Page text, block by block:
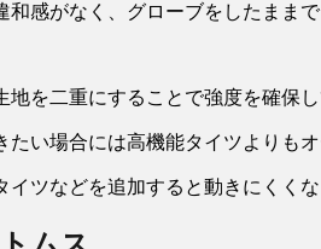
感がなく、グローブをしたまま
を二重にすることで強度を確保し
い場合には高機能タイツよりも
ツなどを追加すると動きにくくな